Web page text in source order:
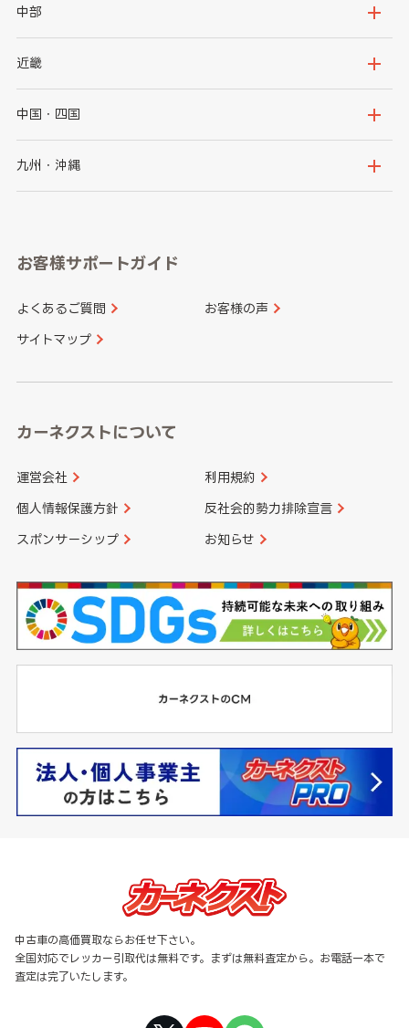
岩手県
秋田県
茨城県
群馬県
千葉県
神奈川県
中部
新潟県
石川県
山梨県
愛知県
近畿
大阪府
京都府
和歌山県
中国・四国
鳥取県
山口県
香川県 愛媛県
九州・沖縄
長崎県
大分県 宮崎県
お客様サポートガイド
よくあるご質問 お客様の声
サイトマップ
カーネクストについて
運営会社 利用規約
個人情報保護方針 反社会的勢力排除宣言
スポンサーシップ お知らせ
中古車の高価買取ならお任せ下さい。
全国対応でレッカー引取代は無料です。まずは無料査定から。お電話一本で
査定は完了いたします。